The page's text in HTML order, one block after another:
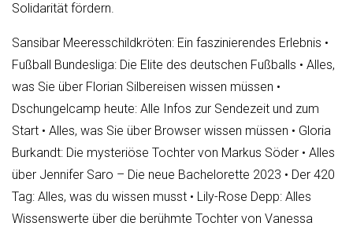
Solidarität fördern.
Sansibar Meeresschildkröten: Ein faszinierendes Erlebnis •
Fußball Bundesliga: Die Elite des deutschen Fußballs • Alles,
was Sie über Florian Silbereisen wissen müssen •
Dschungelcamp heute: Alle Infos zur Sendezeit und zum
Start • Alles, was Sie über Browser wissen müssen • Gloria
Burkandt: Die mysteriöse Tochter von Markus Söder • Alles
über Jennifer Saro – Die neue Bachelorette 2023 • Der 420
Tag: Alles, was du wissen musst • Lily-Rose Depp: Alles
Wissenswerte über die berühmte Tochter von Vanessa